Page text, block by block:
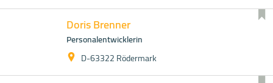
Doris Brenner
Personalentwicklerin
D-63322 Rödermark